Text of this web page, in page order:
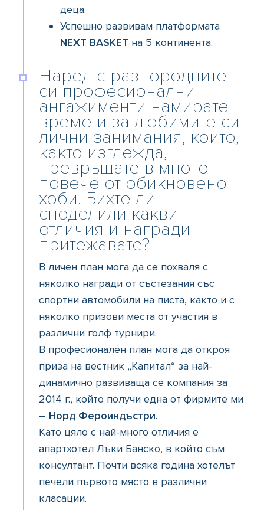
деца.
Успешно развивам платформата
NEXT BASKET на 5 континента.
Наред с разнородните
си професионални
ангажименти намирате
време и за любимите си
лични занимания, които,
както изглежда,
превръщате в много
повече от обикновено
хоби. Бихте ли
споделили какви
отличия и награди
притежавате?
В личен план мога да се похваля с
няколко награди от състезания със
спортни автомобили на писта, както и с
няколко призови места от участия в
различни голф турнири.
В професионален план мога да откроя
приза на вестник „Капитал“ за най-
динамично развиваща се компания за
2014 г., който получи една от фирмите ми
– Норд Фероиндъстри.
Като цяло с най-много отличия е
апартхотел Лъки Банско, в който съм
консултант. Почти всяка година хотелът
печели първото място в различни
класации.